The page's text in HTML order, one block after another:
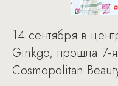
14 сентября в
Ginkgo, прошла 7-
Cosmopolitan